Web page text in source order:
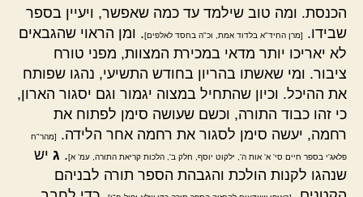
הכנסת. ומה טוב שילמד עד כמה שאפשר, ויעיין בספר
שבידו.
[מרן החיד"א בלדוד אמת, וכ"ה בחסד לאלפים]. ומן הראוי שהגבאים
לא יאריכו יותר מדאי במכירת המצוות, מפני טורח
ציבור. ומי שאשתו בהריון בחודש התשיעי, נהגו שפותח
את ההיכל. וכיון שהתחיל במצוה יגמור וגם יסגור הארון,
כי זהו כבוד התורה, וכשם שעושה סימן לפתוח את
רחמה, יעשה סימן לסגור את רחמה אחר הלידה.
[מהר"ח
פלאג'י בספר חיים סי' א' אות ה', ילקוט יוסף, חלק ב', הלכות קריאת התורה, עמ' א]. ג יש
שנהגו לקנות הולכת והגבהת הספר תורה לבניהם